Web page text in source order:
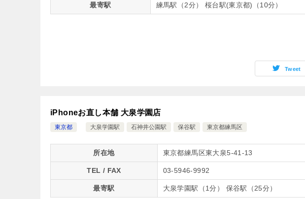
最寄駅 練馬駅（2分） 桜台駅(東京都)（10分）
Tweet
iPhoneお直し本舗 大泉学園店
東京都 大泉学園駅 石神井公園駅 保谷駅 東京都練馬区
所在地 東京都練馬区東大泉5-41-13
TEL / FAX 03-5946-9992
最寄駅 大泉学園駅（1分） 保谷駅（25分）